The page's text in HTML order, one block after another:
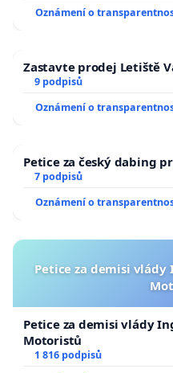
Oznámení o
Zastavte prodej Letiště
9 podpisů
Oznámení o
Petice za český dabing
7 podpisů
Oznámení o
Petice za demisi vlády
Petice za demisi vlády
Motoristů
1 816 podpisů